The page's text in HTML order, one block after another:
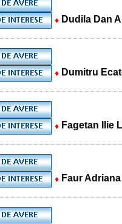
♦ Dudila Dan
♦ Dumitru
♦ Fagetan Ilie
♦ Faur